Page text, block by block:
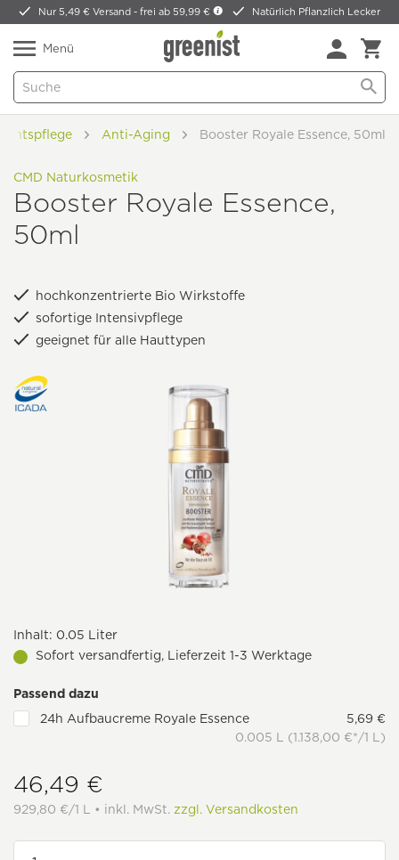
Nur 5,49 € Versand -frei ab 59,99 € Natürlich Pflanzlich Lecker
Menü
Anti-Aging Booster Royale Essence, 50ml
CMD Naturkosmetik
Booster Royale Essence,
50ml
hochkonzentrierte Bio Wirkstoffe
sofortige Intensivpflege
geeignet für alle Hauttypen
Inhalt: 0.05 Liter
Sofort versandfertig, Lieferzeit 1-3 Werktage
Passend dazu
24h Aufbaucreme Royale Essence
5,69 €
0.005 L (1.138,00 €*/1 L)
46,49 €
929,80 €/1 L • inkl. MwSt. zzgl. Versandkosten